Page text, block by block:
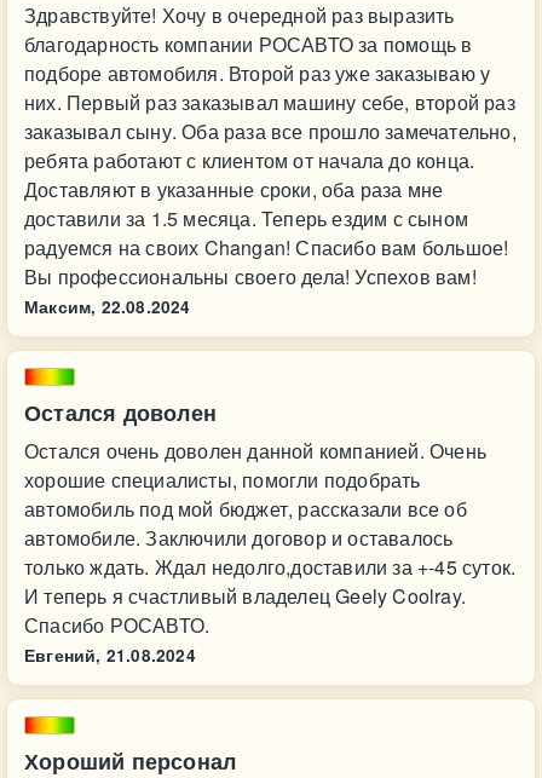
Здравствуйте! Хочу в очередной раз выразить
благодарность компании РОСАВТО за помощь в
подборе автомобиля. Второй раз уже заказываю у
них. Первый раз заказывал машину себе, второй раз
заказывал сыну. Оба раза все прошло замечательно,
ребята работают с клиентом от начала до конца.
Доставляют в указанные сроки, оба раза мне
доставили за 1.5 месяца. Теперь ездим с сыном
радуемся на своих Changan! Спасибо вам большое!
Вы профессиональны своего дела! Успехов вам!
Максим, 22.08.2024
Остался доволен
Остался очень доволен данной компанией. Очень
хорошие специалисты, помогли подобрать
автомобиль под мой бюджет, рассказали все об
автомобиле. Заключили договор и оставалось
только ждать. Ждал недолго,доставили за +-45 суток.
И теперь я счастливый владелец Geely Coolray.
Спасибо РОСАВТО.
Евгений, 21.08.2024
Хороший персонал